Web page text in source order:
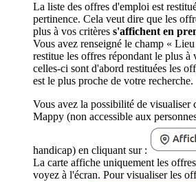
La liste des offres d'emploi est
pertinence. Cela veut dire que les
plus à vos critères s'affichent en
Vous avez renseigné le champ «
restitue les offres répondant le plus à
celles-ci sont d'abord restituées les
est le plus proche de votre recherche.
Vous avez la possibilité de visualiser
Mappy (non accessible aux
handicap) en cliquant sur :
La carte affiche uniquement les
voyez à l'écran. Pour visualiser les